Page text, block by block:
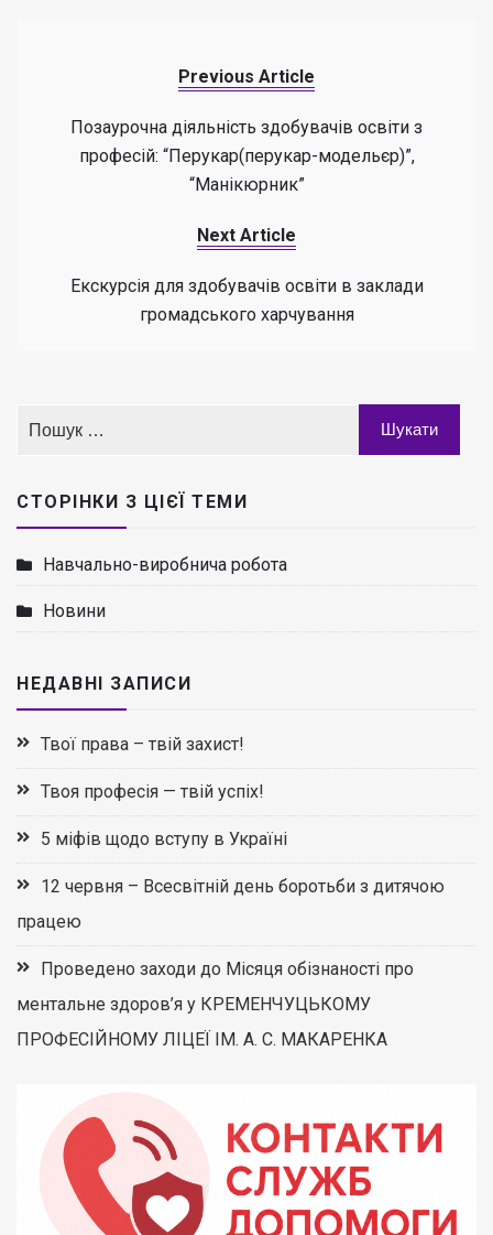
Previous Article
Позаурочна діяльність здобувачів освіти з
професій: “Перукар(перукар-модельєр)”,
“Манікюрник”
Next Article
Екскурсія для здобувачів освіти в заклади
громадського харчування
СТОРІНКИ З ЦІЄЇ ТЕМИ
Навчально-виробнича робота
Новини
НЕДАВНІ ЗАПИСИ
Твої права – твій захист!
Твоя професія — твій успіх!
5 міфів щодо вступу в Україні
12 червня – Всесвітній день боротьби з дитячою
працею
Проведено заходи до Місяця обізнаності про
ментальне здоров’я у КРЕМЕНЧУЦЬКОМУ
ПРОФЕСІЙНОМУ ЛІЦЕЇ ІМ. А. С. МАКАРЕНКА